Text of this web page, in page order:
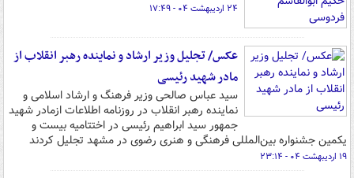
۲۴ اردیبهشت ۰۴ - ۱۷:۴۹
عکس/ تجلیل وزیر ارشاد و نماینده رهبر انقلاب از
مادر شهید رئیسی
سید عباس صالحی وزیر فرهنگ و ارشاد اسلامی و
نماینده رهبر انقلاب در روزنامه اطلاعات ازمادر شهید
جمهور سید ابراهیم رئیسی در اختتامیه بیست و
یکمین جشنواره بین‌المللی فرهنگی و هنری رضوی در مشهد تجلیل کردند
۱۹ اردیبهشت ۰۴ - ۲۳:۱۴